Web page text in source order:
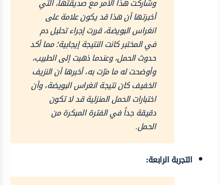
وشاركت هذا الأمر مع صديقتها، التي
أخبرتها أن هذا قد يكون علامة على
انغراس البويضة، قررت إجراء تحليل دم
في المختبر كانت النتيجة إيجابية؛ مما أكد
حدوث الحمل، وعندما ذهبت إلى الطبيب،
وأوضحت له ما مرّت به، أخبرها أن النزيف
الخفيف كان نتيجة انغراس البويضة، وأن
اختبارات الحمل المنزلية قد لا تكون
دقيقة جداً في الفترة المبكرة من
الحمل.
التجربة الرابعة: